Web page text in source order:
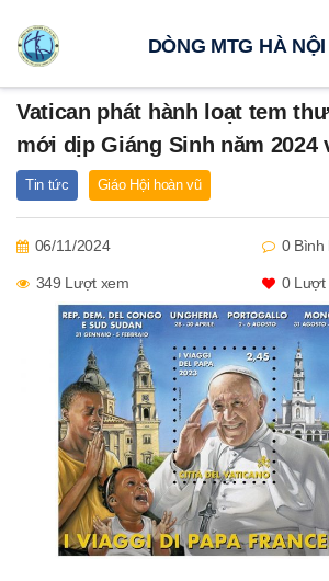
Vatican phát hành loạt tem
mới dịp Giáng Sinh năm 2024
Tin tức Giáo Hội hoàn vũ
06/11/2024 0 Bình
349 Lượt xem 0Lượt
DÒNG MTG HÀ NỘI